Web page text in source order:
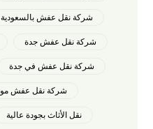
شركة نقل عفش بالسعودية
شركة نقل عفش جدة
شركة نقل عفش في جدة
شركة نقل عفش
نقل الأثاث بجودة عالية